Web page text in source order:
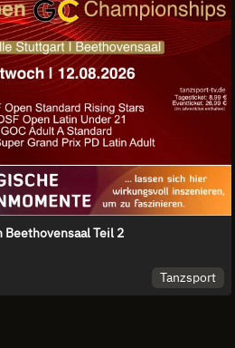
Beethovensaal Teil 2
Tanzsport